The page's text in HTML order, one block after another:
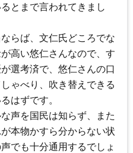
とまで言われてきまし
らば、文仁氏どころでな
高い悠仁さんなので、す
選考済で、悠仁さんの口
ゃべり、吹き替えできる
はずです。
声を国民は知らず、また
本物かすら分からない状
でも十分通用するでしょ